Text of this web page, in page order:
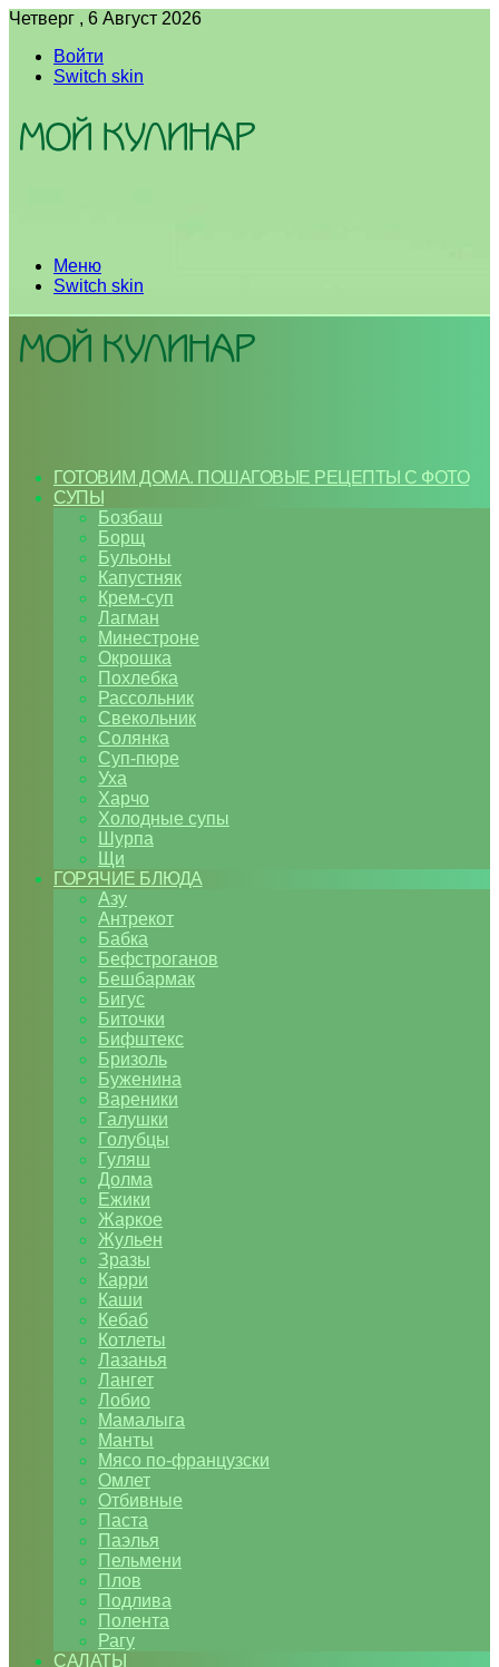
Четверг , 6 Август 2026
Войти
Switch skin
Меню
Switch skin
ГОТОВИМ ДОМА. ПОШАГОВЫЕ РЕЦЕПТЫ С ФОТО
СУПЫ
Бозбаш
Борщ
Бульоны
Капустняк
Крем-суп
Лагман
Минестроне
Окрошка
Похлебка
Рассольник
Свекольник
Солянка
Суп-пюре
Уха
Харчо
Холодные супы
Шурпа
Щи
ГОРЯЧИЕ БЛЮДА
Азу
Антрекот
Бабка
Бефстроганов
Бешбармак
Бигус
Биточки
Бифштекс
Бризоль
Буженина
Вареники
Галушки
Голубцы
Гуляш
Долма
Ежики
Жаркое
Жульен
Зразы
Карри
Каши
Кебаб
Котлеты
Лазанья
Лангет
Лобио
Мамалыга
Манты
Мясо по-французски
Омлет
Отбивные
Паста
Паэлья
Пельмени
Плов
Подлива
Полента
Рагу
САЛАТЫ